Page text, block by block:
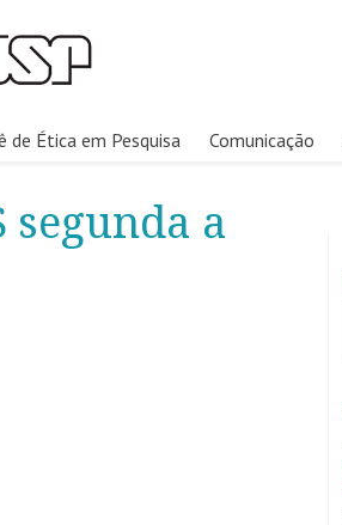
de Ética em Pesquisa Comunicação
segunda a